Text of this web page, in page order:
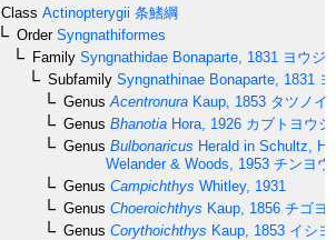
Class Actinopterygii 条鰭綱
OrderSyngnathiformes
Family Syngnathidae Bonaparte, 1831 ヨウジ
Subfamily Syngnathinae Bonaparte, 1831
Genus Acentronura Kaup, 1853 タツノイ
Genus Bhanotia Hora, 1926 カブトヨウジ
Genus Bulbonaricus Herald in Schultz,
Welander & Woods, 1953 チンヨウ
Genus Campichthys Whitley, 1931
Genus Choeroichthys Kaup, 1856 チゴヨ
Genus Corythoichthys Kaup, 1853 イシ